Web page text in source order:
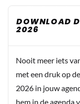
6 juli 2024 15:29
Leuk voor die
toch wel uniek
er morgen
de race
DOWNLOAD
2026
Nooit meer iets
met een druk op
2026 in jouw
hem in de agenda